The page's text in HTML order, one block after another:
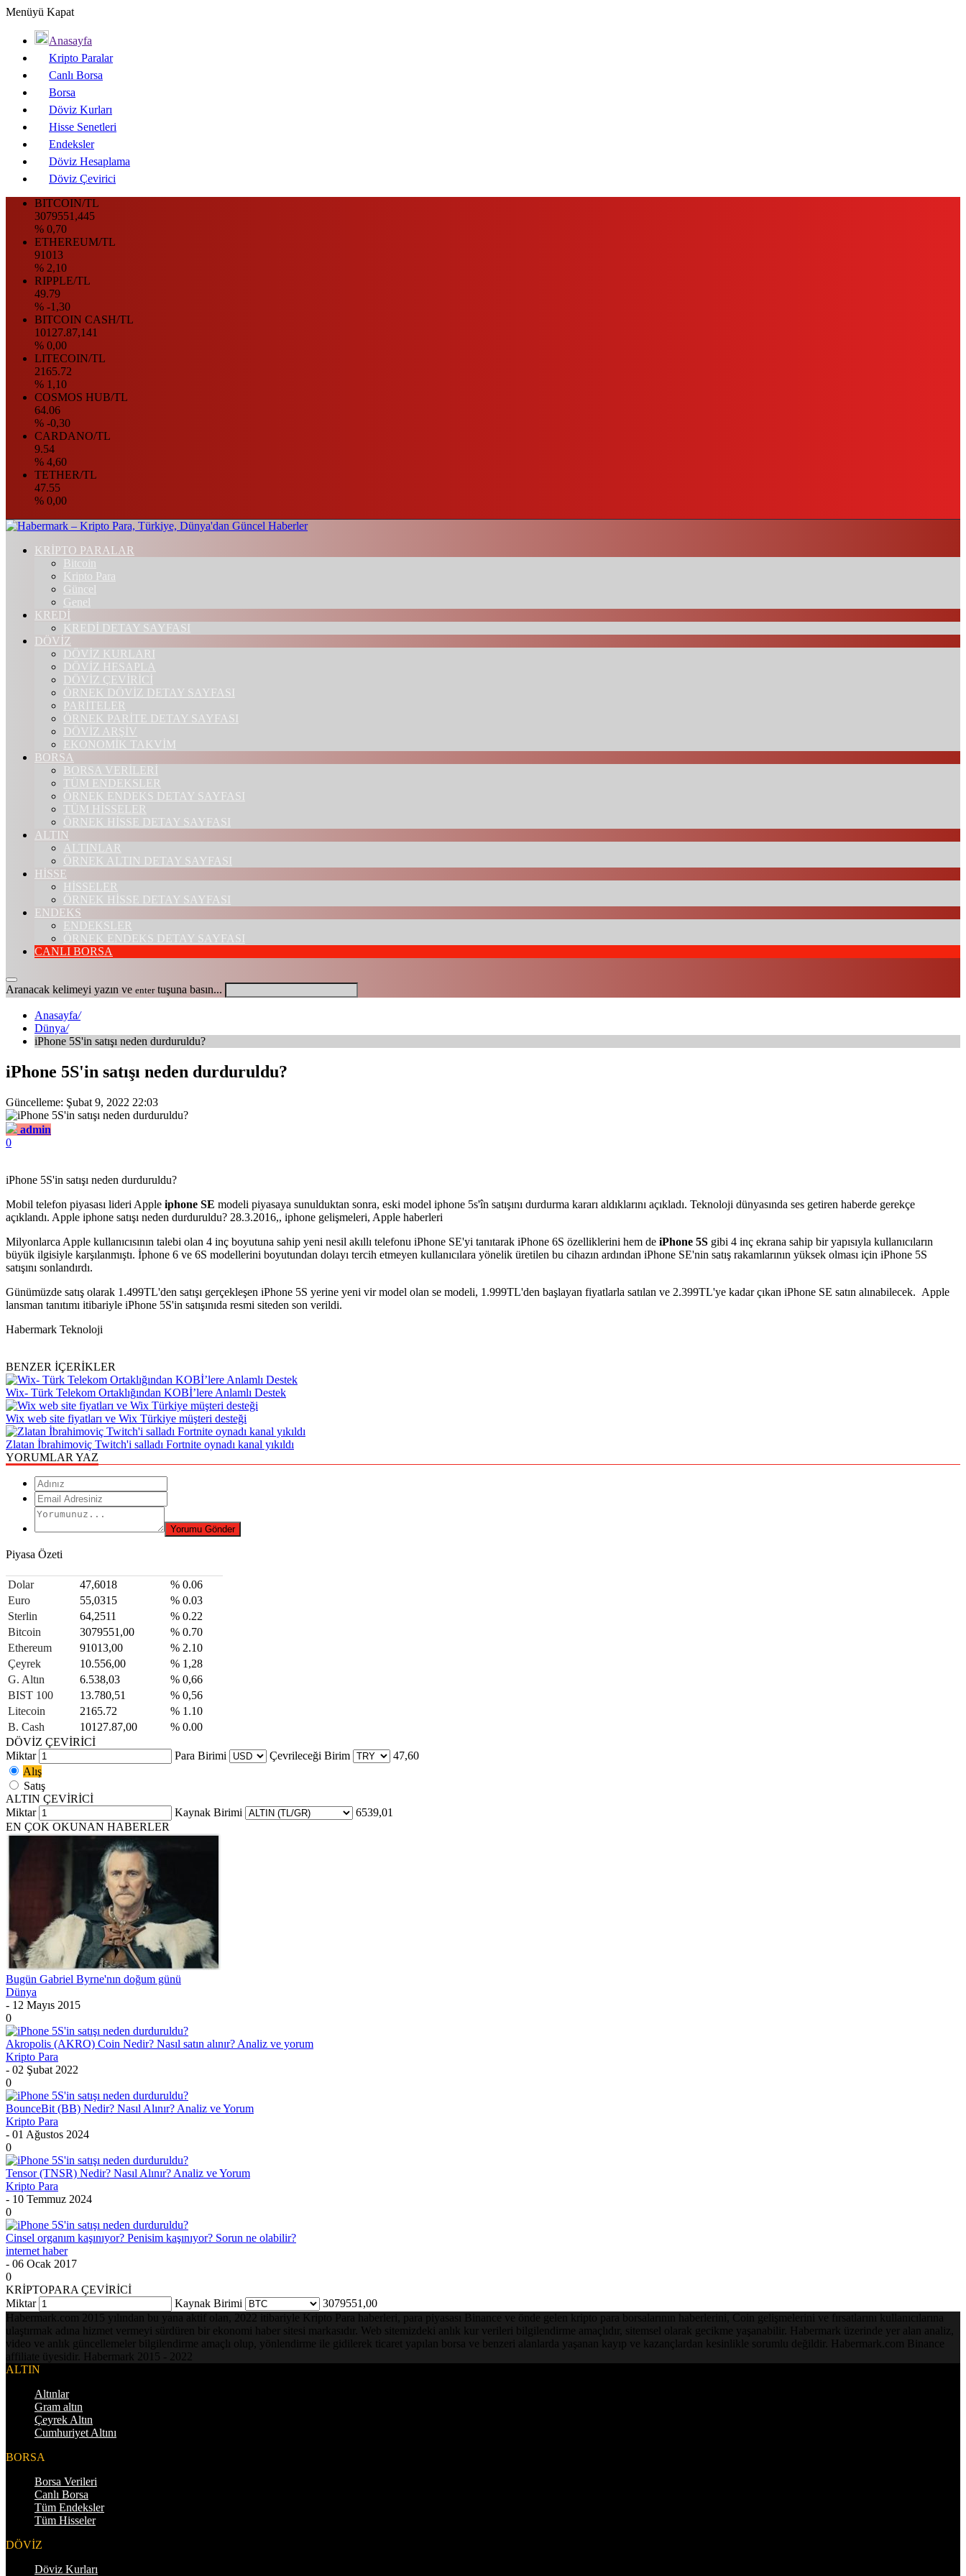
Menüyü Kapat
Anasayfa
Kripto Paralar
Canlı Borsa
Borsa
Döviz Kurları
Hisse Senetleri
Endeksler
Döviz Hesaplama
Döviz Çevirici
BITCOIN/TL
3079551,445
% 0,70
ETHEREUM/TL
91013
% 2,10
RIPPLE/TL
49.79
% -1,30
BITCOIN CASH/TL
10127.87,141
% 0,00
LITECOIN/TL
2165.72
% 1,10
COSMOS HUB/TL
64.06
% -0,30
CARDANO/TL
9.54
% 4,60
TETHER/TL
47.55
% 0,00
KRİPTO PARALAR
Bitcoin
Kripto Para
Güncel
Genel
KREDİ
KREDİ DETAY SAYFASI
DÖVİZ
DÖVİZ KURLARI
DÖVİZ HESAPLA
DÖVİZ ÇEVİRİCİ
ÖRNEK DÖVİZ DETAY SAYFASI
PARİTELER
ÖRNEK PARİTE DETAY SAYFASI
DÖVİZ ARŞİV
EKONOMİK TAKVİM
BORSA
BORSA VERİLERİ
TÜM ENDEKSLER
ÖRNEK ENDEKS DETAY SAYFASI
TÜM HİSSELER
ÖRNEK HİSSE DETAY SAYFASI
ALTIN
ALTINLAR
ÖRNEK ALTIN DETAY SAYFASI
HİSSE
HİSSELER
ÖRNEK HİSSE DETAY SAYFASI
ENDEKS
ENDEKSLER
ÖRNEK ENDEKS DETAY SAYFASI
CANLI BORSA
Aranacak kelimeyi yazın ve entertuşuna basın...
Anasayfa/
Dünya/
iPhone 5S'in satışı neden durduruldu?
iPhone 5S'in satışı neden durduruldu?
Güncelleme: Şubat 9, 2022 22:03
admin
0
iPhone 5S'in satışı neden durduruldu?
Mobil telefon piyasası lideri Apple iphone SE modeli piyasaya sunulduktan sonra, eski model iphone 5s'în satışını durdurma kararı aldıklarını açıkladı. Teknoloji dünyasında ses getiren haberde gerekçe
açıklandı. Apple iphone satışı neden durduruldu? 28.3.2016,, iphone gelişmeleri, Apple haberleri
Milyonlarca Apple kullanıcısının talebi olan 4 inç boyutuna sahip yeni nesil akıllı telefonu iPhone SE'yi tanıtarak iPhone 6S özelliklerini hem de iPhone 5S gibi 4 inç ekrana sahip bir yapısıyla kullanıcıların
büyük ilgisiyle karşılanmıştı. İphone 6 ve 6S modellerini boyutundan dolayı tercih etmeyen kullanıcılara yönelik üretilen bu cihazın ardından iPhone SE'nin satış rakamlarının yüksek olması için iPhone 5S
satışını sonlandırdı.
Günümüzde satış olarak 1.499TL'den satışı gerçekleşen iPhone 5S yerine yeni vir model olan se modeli, 1.999TL'den başlayan fiyatlarla satılan ve 2.399TL'ye kadar çıkan iPhone SE satın alınabilecek. Apple
lansman tanıtımı itibariyle iPhone 5S'in satışınıda resmi siteden son verildi.
Habermark Teknoloji
BENZER İÇERİKLER
Wix- Türk Telekom Ortaklığından KOBİ’lere Anlamlı Destek
Wix web site fiyatları ve Wix Türkiye müşteri desteği
Zlatan İbrahimoviç Twitch'i salladı Fortnite oynadı kanal yıkıldı
YORUMLAR YAZ
Piyasa Özeti
Dolar 47,6018
% 0.06
Euro
55,0315
% 0.03
Sterlin
64,2511
% 0.22
Bitcoin
3079551,00
% 0.70
Ethereum
91013,00
% 2.10
Çeyrek
10.556,00
% 1,28
G. Altın
6.538,03
% 0,66
BIST 100
13.780,51
% 0,56
Litecoin
2165.72
% 1.10
B. Cash
10127.87,00
% 0.00
DÖVİZ ÇEVİRİCİ
Miktar
Para Birimi Çevrileceği Birim
47,60
Alış
Satış
ALTIN ÇEVİRİCİ
Miktar
Kaynak Birimi
6539,01
EN ÇOK OKUNAN HABERLER
Bugün Gabriel Byrne'nın doğum günü
Dünya
- 12 Mayıs 2015
0
Akropolis (AKRO) Coin Nedir? Nasıl satın alınır? Analiz ve yorum
Kripto Para
- 02 Şubat 2022
0
BounceBit (BB) Nedir? Nasıl Alınır? Analiz ve Yorum
Kripto Para
- 01 Ağustos 2024
0
Tensor (TNSR) Nedir? Nasıl Alınır? Analiz ve Yorum
Kripto Para
- 10 Temmuz 2024
0
Cinsel organım kaşınıyor? Penisim kaşınıyor? Sorun ne olabilir?
internet haber
- 06 Ocak 2017
0
KRİPTOPARA ÇEVİRİCİ
Miktar
Kaynak Birimi
3079551,00
Habermark.com 2015 yılından bu yana aktif olan, 2022 itibariyle Kripto Para haberleri, para piyasası Binance ve önde gelen kripto para borsalarının haberlerini, Coin gelişmelerini ve fırsatlarını kullanıcılarına
ulaştırmak adına hizmet vermeyi sürdüren bir ekonomi haber sitesi markasıdır. Web sitemizdeki anlık kur verileri bilgilendirme amaçlıdır, sitemsel olarak gecikme yaşanabilir. Habermark üzerinde yer alan analiz,
video ve anlık güncellemeler bilgilendirme amaçlı olup, yönlendirme ile gidilerek ticaret yapılan borsa ve benzeri alanlarda yaşanan kayıp ve kazançlardan kesinlikle sorumlu değildir. Habermark.com Binance
affiliate üyesidir. Habermark 2015 - 2022
ALTIN
Altınlar
Gram altın
Çeyrek Altın
Cumhuriyet Altını
BORSA
Borsa Verileri
Canlı Borsa
Tüm Endeksler
Tüm Hisseler
DÖVİZ
Döviz Kurları